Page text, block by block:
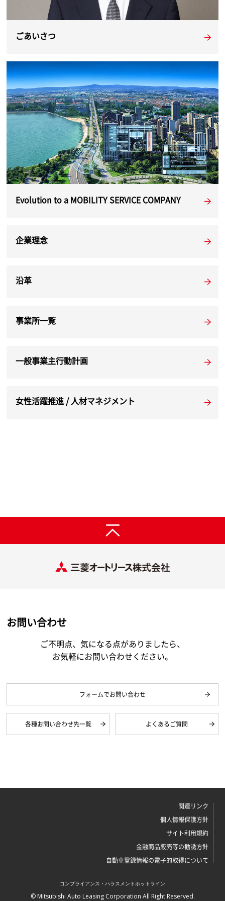
ごあいさつ
Evolution to a MOBILITY SERVICE COMPANY
企業理念
沿革
事業所一覧
一般事業主行動計画
女性活躍推進 / 人材マネジメント
お問い合わせ
ご不明点、気になる点がありましたら、
お気軽にお問い合わせください。
フォームでお問い合わせ
各種お問い合わせ先一覧 よくあるご質問
関連リンク
個人情報保護方針
サイト利用規約
金融商品販売等の勧誘方針
自動車登録情報の電子的取得について
コンプライアンス・ハラスメントホットライン
© Mitsubishi Auto Leasing Corporation All Right Reserved.